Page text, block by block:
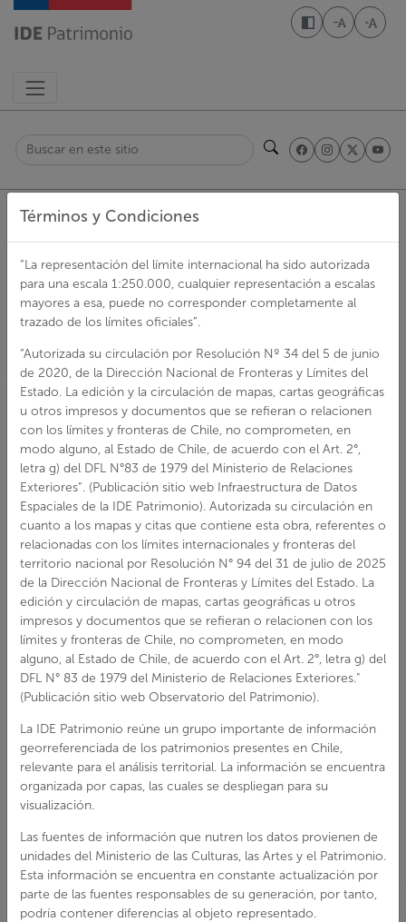
Pasar
Disminuir
Buscar
Ruta
de
navegación
Descubre el Patrimonio Cultural en Chile
Sitio Arqueológico: PT2152
Monumentos arqueológicos
Sitio
Arqueológico:
PT2152
FICHA TÉCNICA
Región:Tarapacá
Provincia: Tamarugal
Comuna:Huara
Categoría
monumento
arqueológico: Sitio
Arqueológico
Tipología funcional
preponderante:
información / No
determinado
Términos y Condiciones
“La representación del límite internacional ha sido autorizada
para una escala 1:250.000, cualquier representación a escalas
mayores a esa, puede no corresponder completamente al
trazado de los límites oficiales”.
“Autorizada su circulación por Resolución Nº 34 del 5 de junio
de 2020, de la Dirección Nacional de Fronteras y Límites del
Estado. La edición y la circulación de mapas, cartas geográficas
u otros impresos y documentos que se refieran o relacionen
con los límites y fronteras de Chile, no comprometen, en
modo alguno, al Estado de Chile, de acuerdo con el Art. 2°,
letra g) del DFL N°83 de 1979 del Ministerio de Relaciones
Exteriores”. (Publicación sitio web Infraestructura de Datos
Espaciales de la IDE Patrimonio). Autorizada su circulación en
cuanto a los mapas y citas que contiene esta obra, referentes o
relacionadas con los límites internacionales y fronteras del
territorio nacional por Resolución N° 94 del 31 de julio de 2025
de la Dirección Nacional de Fronteras y Límites del Estado. La
edición y circulación de mapas, cartas geográficas u otros
impresos y documentos que se refieran o relacionen con los
límites y fronteras de Chile, no comprometen, en modo
alguno, al Estado de Chile, de acuerdo con el Art. 2°, letra g) del
DFL N° 83 de 1979 del Ministerio de Relaciones Exteriores."
(Publicación sitio web Observatorio del Patrimonio).
La IDE Patrimonio reúne un grupo importante de información
georreferenciada de los patrimonios presentes en Chile,
relevante para el análisis territorial. La información se encuentra
organizada por capas, las cuales se despliegan para su
visualización.
Las fuentes de información que nutren los datos provienen de
unidades del Ministerio de las Culturas, las Artes y el Patrimonio.
Esta información se encuentra en constante actualización por
parte de las fuentes responsables de su generación, por tanto,
podría contener diferencias al objeto representado.